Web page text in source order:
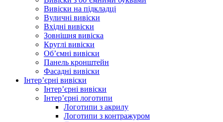
Вивіски на підкладці
Вуличні вивіски
Вхідні вивіски
Зовнішня вивіска
Круглі вивіски
Об’ємні вивіски
Панель кронштейн
Фасадні вивіски
Інтер’єрні вивіски
Інтер’єрні вивіски
Інтер’єрні логотипи
Логотипи з акрилу
Логотипи з контражуром